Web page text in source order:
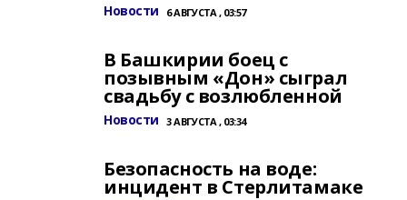
Новости 6 АВГУСТА , 03:57
В Башкирии боец с
позывным «Дон» сыграл
свадьбу с возлюбленной
Новости 3 АВГУСТА , 03:34
Безопасность на воде:
инцидент в Стерлитамаке